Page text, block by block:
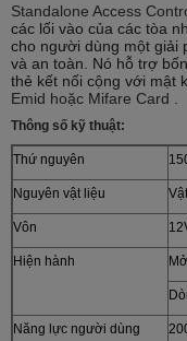
Standalone Access
các lối vào của các tòa
cho người dùng một giải
và an toàn. Nó hỗ trợ
thẻ kết nối cộng với mật
Emid hoặc Mifare Card
Thông số kỹ thuật:
Thứ nguyên
Nguyên vật liệu
Vôn
Hiện hành
Năng lực người dùng